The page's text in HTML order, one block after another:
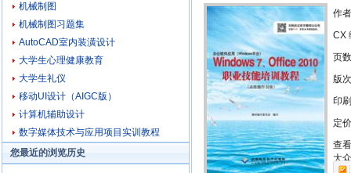
机械制图
机械制图习题集
AutoCAD室内装潢设计
大学生心理健康教育
大学生礼仪
移动UI设计（AIGC版）
计算机辅助设计
数字媒体技术与应用项目实训教程
您最近的浏览历史
作
CX
页
版
印
定
查
大